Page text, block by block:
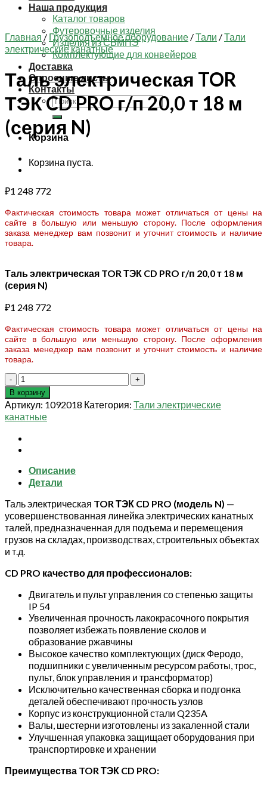
Наша продукция
Каталог товаров
Футеровочные изделия
Изделия из СВМПЭ
Комплектующие для конвейеров
Доставка
Опросные листы
Контакты
Искать:
Корзина
Корзина пуста.
Главная / Грузоподъемное оборудование /Тали /Тали
электрические канатные
Таль электрическая TOR
ТЭК CD PRO г/п 20,0 т 18 м
(серия N)
₽1 248 772
Фактическая стоимость товара может отличаться от цены на
сайте в большую или меньшую сторону. После оформления
заказа менеджер вам позвонит и уточнит стоимость и наличие
товара.
Таль электрическая TOR ТЭК CD PRO г/п 20,0 т 18 м
(серия N)
₽1 248 772
Фактическая стоимость товара может отличаться от цены на
сайте в большую или меньшую сторону. После оформления
заказа менеджер вам позвонит и уточнит стоимость и наличие
товара.
Количество
товара
Таль
электрическая
TOR
ТЭК
CD
г/
п
т
18
м
(серия
N)
В корзину
Артикул: 1092018 Категория: Тали электрические
канатные
Описание
Детали
Таль электрическая TOR ТЭК CD PRO (модель N) —
усовершенствованная линейка электрических канатных
талей, предназначенная для подъема и перемещения
грузов на складах, производствах, строительных объектах
и т.д.
CD PRO качество для профессионалов:
Двигатель и пульт управления со степенью защиты
IP 54
Увеличенная прочность лакокрасочного покрытия
позволяет избежать появление сколов и
образование ржавчины
Высокое качество комплектующих (диск Феродо,
подшипники с увеличенным ресурсом работы, трос,
пульт, блок управления и трансформатор)
Исключительно качественная сборка и подгонка
деталей обеспечивают прочность узлов
Корпус из конструкционной стали Q235A
Валы, шестерни изготовлены из закаленной стали
Улучшенная упаковка защищает оборудования при
транспортировке и хранении
Преимущества TOR ТЭК CD PRO: